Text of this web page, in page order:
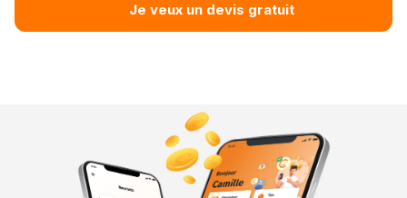
Je veux un devis gratuit